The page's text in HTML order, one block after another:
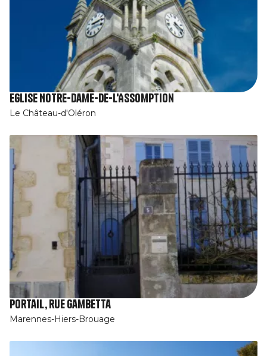
Eglise Notre-Dame-de-l'Assomption
Le Château-d'Oléron
Portail, rue Gambetta
Marennes-Hiers-Brouage